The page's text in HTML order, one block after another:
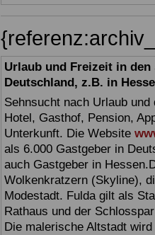
Urlaub und Freizeit in
Deutschland, z.B. in
Sehnsucht nach Urlaub
Hotel, Gasthof, Pension,
Unterkunft. Die Website
als 6.000 Gastgeber in
auch Gastgeber in
Wolkenkratzern (Skyline),
Modestadt. Fulda gilt als
Rathaus und der
Die malerische Altstadt